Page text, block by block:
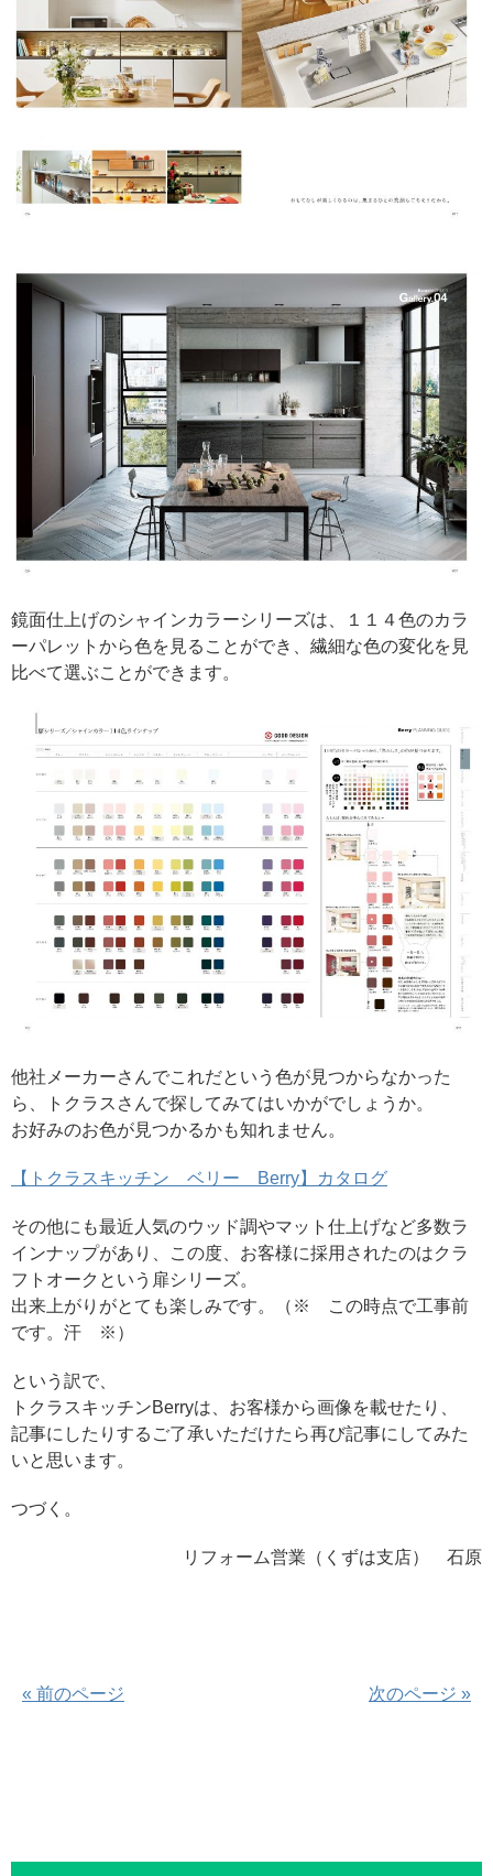
鏡面仕上げのシャインカラーシリーズは、１１４色のカラ
ーパレットから色を見ることができ、繊細な色の変化を見
比べて選ぶことができます。
他社メーカーさんでこれだという色が見つからなかった
ら、トクラスさんで探してみてはいかがでしょうか。
お好みのお色が見つかるかも知れません。
【トクラスキッチン ベリー Berry】カタログ
その他にも最近人気のウッド調やマット仕上げなど多数ラ
インナップがあり、この度、お客様に採用されたのはクラ
フトオークという扉シリーズ。
出来上がりがとても楽しみです。（※ この時点で工事前
です。汗 ※）
という訳で、
トクラスキッチンBerryは、お客様から画像を載せたり、
記事にしたりするご了承いただけたら再び記事にしてみた
いと思います。
つづく。
リフォーム営業（くずは支店） 石原
次のページ »
« 前のページ